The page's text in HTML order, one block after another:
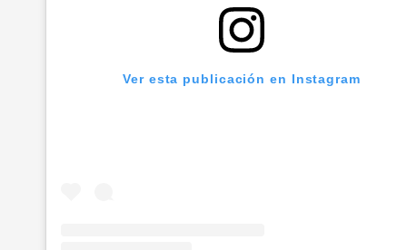
Ver esta publicación en Instagram